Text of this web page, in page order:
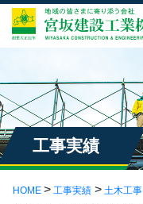
工事実績
HOME 工事実績
土木工事